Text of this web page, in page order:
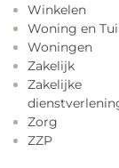
Winkelen
Woning en
Woningen
Zakelijk
Zakelijke
Zorg
ZZP